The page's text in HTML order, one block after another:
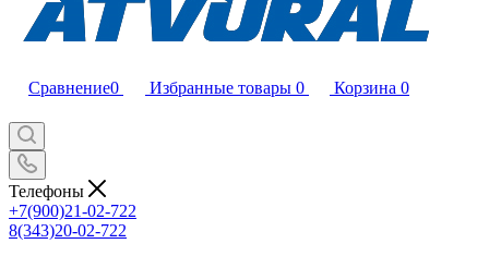
Сравнение0 Избранные товары 0 Корзина 0
Телефоны
+7(900)21-02-722
8(343)20-02-722